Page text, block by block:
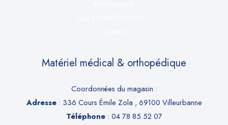
Matériel médical & orthopédique
Coordonnées du magasin :
Adresse: 336 Cours Émile Zola , 69100 Villeurbanne
Téléphone: 04 78 85 52 07